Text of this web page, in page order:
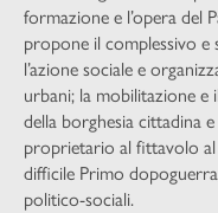
formazione e l’opera del
propone il complessivo
l’azione sociale e
urbani; la mobilitazione
della borghesia cittadina
proprietario al fittavolo al
difficile Primo
politico-sociali.